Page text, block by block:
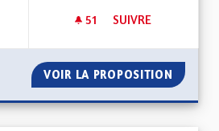
51 51 ABONNÉS
SUIVRE
VOIR LA PROPOSITION